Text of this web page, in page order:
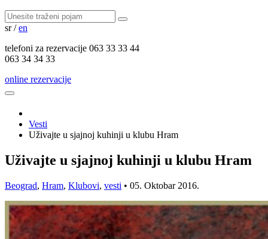
sr / en
telefoni za rezervacije 063 33 33 44
063 34 34 33
online rezervacije
Vesti
Uživajte u sjajnoj kuhinji u klubu Hram
Uživajte u sjajnoj kuhinji u klubu Hram
Beograd, Hram, Klubovi, vesti • 05. Oktobar 2016.